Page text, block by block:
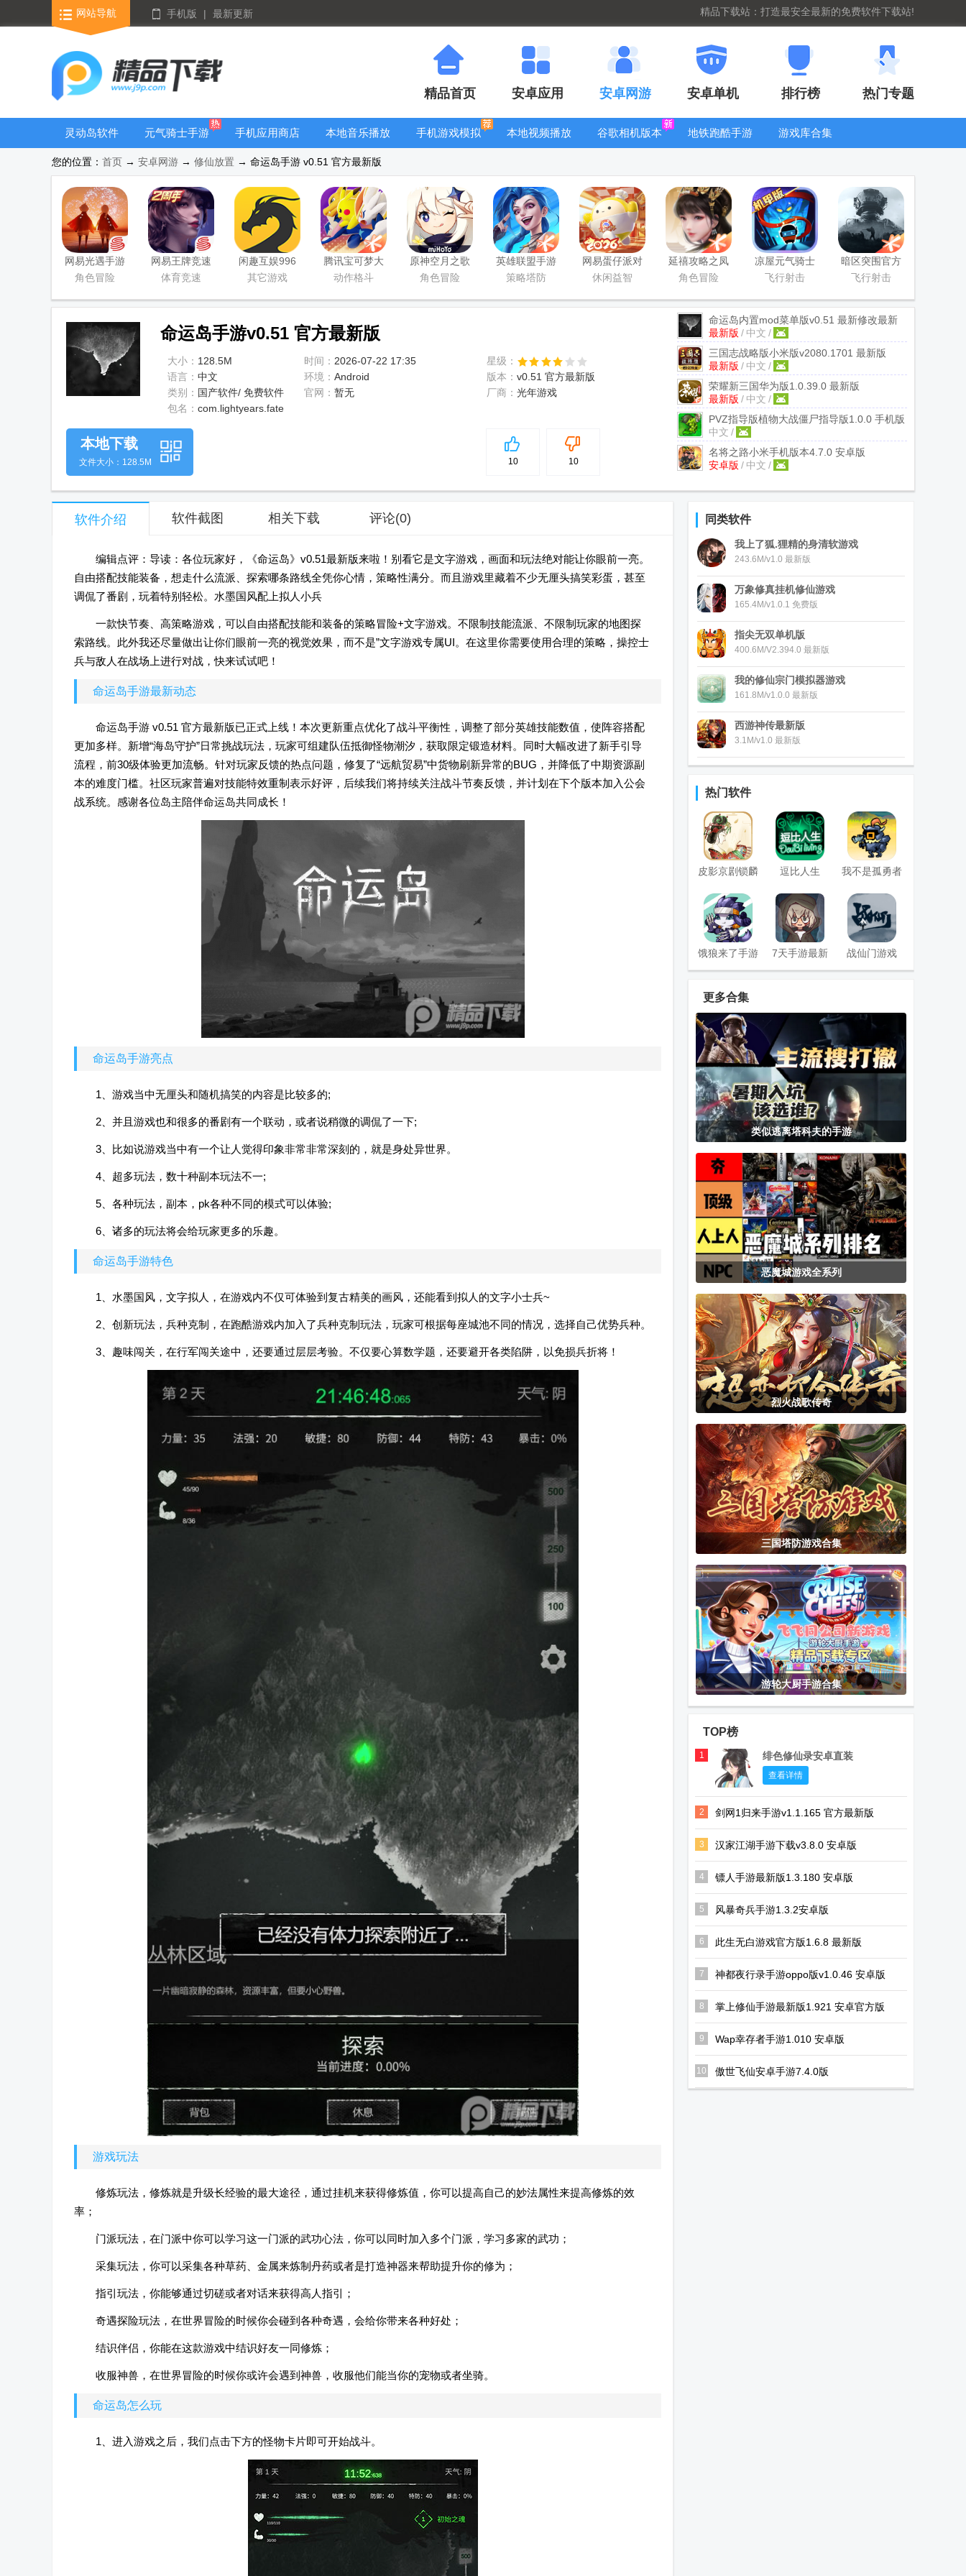
网站导航 手机版 | 最新更新 精品下载站：打造最安全最新的免费软件下载站!
精品首页 安卓应用 安卓网游 安卓单机 排行榜 热门专题
灵动岛软件
元气骑士手游
手机应用商店
本地音乐播放
手机游戏模拟
本地视频播放
谷歌相机版本
地铁跑酷手游
游戏库合集
看器
您的位置： 首页 → 安卓网游 → 修仙放置 → 命运岛手游 v0.51 官方最新版
网易光遇手游
正版
角色冒险
网易王牌竞速
手游
体育竞速
闲趣互娱996
传奇盒子官方
其它游戏
腾讯宝可梦大
集结国服正式
动作格斗
原神空月之歌
版本
角色冒险
英雄联盟手游
国服正版
策略塔防
网易蛋仔派对
工坊版游戏
休闲益智
延禧攻略之凤
凰于飞官方版
角色冒险
凉屋元气骑士
官方正版
飞行射击
暗区突围官方
版
飞行射击
命运岛手游v0.51 官方最新版
大小： 128.5M 时间： 2026-07-22 17:35
星级：
语言： 中文 环境： Android 版本： v0.51 官方最新版
类别： 国产软件/ 免费软件 官网： 暂无 厂商： 光年游戏
包名： com.lightyears.fate
命运岛内置mod菜单版v0.51 最新修改最新
版
最新版 / 中文 /
三国志战略版小米版v2080.1701 最新版
最新版 / 中文 /
荣耀新三国华为版1.0.39.0 最新版
最新版 / 中文 /
PVZ指导版植物大战僵尸指导版1.0.0 手机版
中文 /
名将之路小米手机版本4.7.0 安卓版
安卓版 / 中文 /
5
10 10
本地下载
文件大小：128.5M
软件介绍 软件截图 相关下载 评论(0)
编辑点评：导读：各位玩家好，《命运岛》v0.51最新版来啦！别看它是文字游戏，画面和玩法绝对能让你眼前一亮。
自由搭配技能装备，想走什么流派、探索哪条路线全凭你心情，策略性满分。而且游戏里藏着不少无厘头搞笑彩蛋，甚至
调侃了番剧，玩着特别轻松。水墨国风配上拟人小兵
一款快节奏、高策略游戏，可以自由搭配技能和装备的策略冒险+文字游戏。不限制技能流派、不限制玩家的地图探
索路线。此外我还尽量做出让你们眼前一亮的视觉效果，而不是”文字游戏专属UI。在这里你需要使用合理的策略，操控士
兵与敌人在战场上进行对战，快来试试吧！
命运岛手游最新动态
命运岛手游 v0.51 官方最新版已正式上线！本次更新重点优化了战斗平衡性，调整了部分英雄技能数值，使阵容搭配
更加多样。新增“海岛守护”日常挑战玩法，玩家可组建队伍抵御怪物潮汐，获取限定锻造材料。同时大幅改进了新手引导
流程，前30级体验更加流畅。针对玩家反馈的热点问题，修复了“远航贸易”中货物刷新异常的BUG，并降低了中期资源副
本的难度门槛。社区玩家普遍对技能特效重制表示好评，后续我们将持续关注战斗节奏反馈，并计划在下个版本加入公会
战系统。感谢各位岛主陪伴命运岛共同成长！
命运岛手游亮点
1、游戏当中无厘头和随机搞笑的内容是比较多的;
2、并且游戏也和很多的番剧有一个联动，或者说稍微的调侃了一下;
3、比如说游戏当中有一个让人觉得印象非常非常深刻的，就是身处异世界。
4、超多玩法，数十种副本玩法不一;
5、各种玩法，副本，pk各种不同的模式可以体验;
6、诸多的玩法将会给玩家更多的乐趣。
命运岛手游特色
1、水墨国风，文字拟人，在游戏内不仅可体验到复古精美的画风，还能看到拟人的文字小士兵~
2、创新玩法，兵种克制，在跑酷游戏内加入了兵种克制玩法，玩家可根据每座城池不同的情况，选择自己优势兵种。
3、趣味闯关，在行军闯关途中，还要通过层层考验。不仅要心算数学题，还要避开各类陷阱，以免损兵折将！
游戏玩法
修炼玩法，修炼就是升级长经验的最大途径，通过挂机来获得修炼值，你可以提高自己的妙法属性来提高修炼的效
率；
门派玩法，在门派中你可以学习这一门派的武功心法，你可以同时加入多个门派，学习多家的武功；
采集玩法，你可以采集各种草药、金属来炼制丹药或者是打造神器来帮助提升你的修为；
指引玩法，你能够通过切磋或者对话来获得高人指引；
奇遇探险玩法，在世界冒险的时候你会碰到各种奇遇，会给你带来各种好处；
结识伴侣，你能在这款游戏中结识好友一同修炼；
收服神兽，在世界冒险的时候你或许会遇到神兽，收服他们能当你的宠物或者坐骑。
命运岛怎么玩
1、进入游戏之后，我们点击下方的怪物卡片即可开始战斗。
同类软件
我上了狐.狸精的身清软游戏
243.6M/v1.0 最新版
万象修真挂机修仙游戏
165.4M/v1.0.1 免费版
指尖无双单机版
400.6M/V2.394.0 最新版
我的修仙宗门模拟器游戏
161.8M/v1.0.0 最新版
西游神传最新版
3.1M/v1.0 最新版
热门软件
皮影京剧锁麟
囊游戏
逗比人生
我不是孤勇者
凡尔赛之战手
游
饿狼来了手游
7天手游最新
版
战仙门游戏
穿越之姻缘劫
橙光破解版
证道武破虚空
手游
御灵物语手游
地铁跑酷雪地
版全人物解锁
托兹哈之夜炼
金术士团手机
版移植版
凉花酱的烦恼
游戏免费安装
忍者冒险团游
戏最新版
开天英雄灯笼
传奇
绝地求生日服
手机版(PUBG
Mobile JP)
M64Plus FZ
Pro(N64模拟
器)
八门变速器软
件
弹丸论破2再
会了绝望学园
(超级枪弹辩驳
2)
更多合集
类似逃离塔科夫的手游
恶魔城游戏全系列
烈火战歌传奇
三国塔防游戏合集
游轮大厨手游合集
TOP榜
1 绯色修仙录安卓直装
查看详情
2 剑网1归来手游v1.1.165 官方最新版
3 汉家江湖手游下载v3.8.0 安卓版
4 镖人手游最新版1.3.180 安卓版
5 风暴奇兵手游1.3.2安卓版
6 此生无白游戏官方版1.6.8 最新版
7 神都夜行录手游oppo版v1.0.46 安卓版
8 掌上修仙手游最新版1.921 安卓官方版
9 Wap幸存者手游1.010 安卓版
10 傲世飞仙安卓手游7.4.0版